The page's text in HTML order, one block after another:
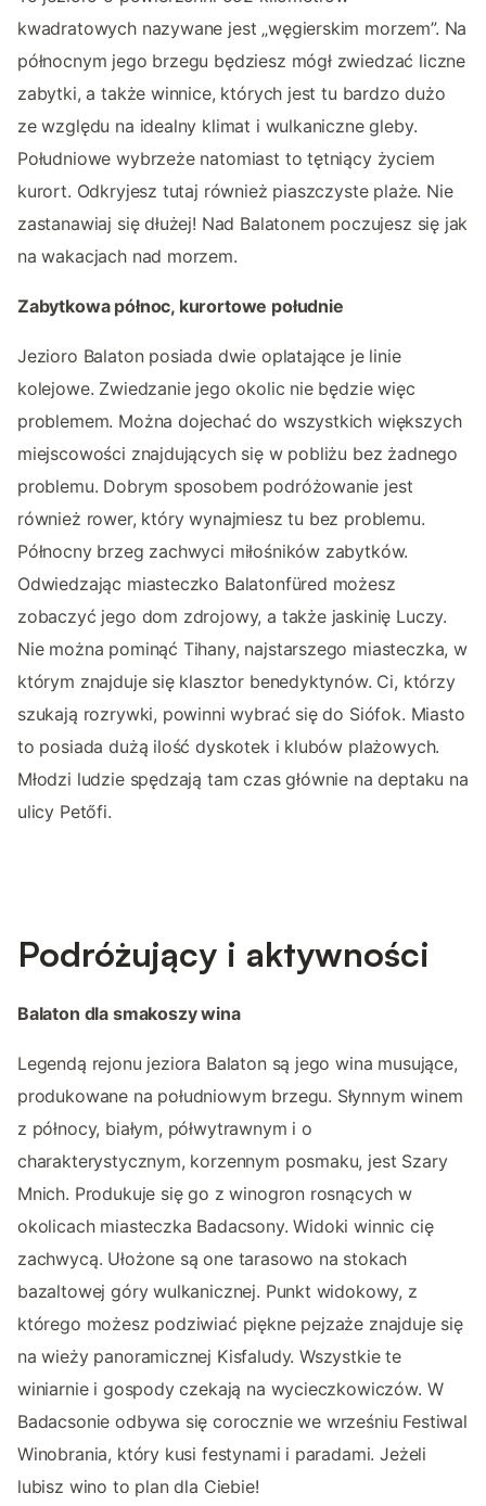
kwadratowych nazywane jest „węgierskim morzem”. Na
północnym jego brzegu będziesz mógł zwiedzać liczne
zabytki, a także winnice, których jest tu bardzo dużo
ze względu na idealny klimat i wulkaniczne gleby.
Południowe wybrzeże natomiast to tętniący życiem
kurort. Odkryjesz tutaj również piaszczyste plaże. Nie
zastanawiaj się dłużej! Nad Balatonem poczujesz się jak
na wakacjach nad morzem.
Zabytkowa północ, kurortowe południe
Jezioro Balaton posiada dwie oplatające je linie
kolejowe. Zwiedzanie jego okolic nie będzie więc
problemem. Można dojechać do wszystkich większych
miejscowości znajdujących się w pobliżu bez żadnego
problemu. Dobrym sposobem podróżowanie jest
również rower, który wynajmiesz tu bez problemu.
Północny brzeg zachwyci miłośników zabytków.
Odwiedzając miasteczko Balatonfüred możesz
zobaczyć jego dom zdrojowy, a także jaskinię Luczy.
Nie można pominąć Tihany, najstarszego miasteczka, w
którym znajduje się klasztor benedyktynów. Ci, którzy
szukają rozrywki, powinni wybrać się do Siófok. Miasto
to posiada dużą ilość dyskotek i klubów plażowych.
Młodzi ludzie spędzają tam czas głównie na deptaku na
ulicy Petőfi.
Podróżujący i aktywności
Balaton dla smakoszy wina
Legendą rejonu jeziora Balaton są jego wina musujące,
produkowane na południowym brzegu. Słynnym winem
z północy, białym, półwytrawnym i o
charakterystycznym, korzennym posmaku, jest Szary
Mnich. Produkuje się go z winogron rosnących w
okolicach miasteczka Badacsony. Widoki winnic cię
zachwycą. Ułożone są one tarasowo na stokach
bazaltowej góry wulkanicznej. Punkt widokowy, z
którego możesz podziwiać piękne pejzaże znajduje się
na wieży panoramicznej Kisfaludy. Wszystkie te
winiarnie i gospody czekają na wycieczkowiczów. W
Badacsonie odbywa się corocznie we wrześniu Festiwal
Winobrania, który kusi festynami i paradami. Jeżeli
lubisz wino to plan dla Ciebie!